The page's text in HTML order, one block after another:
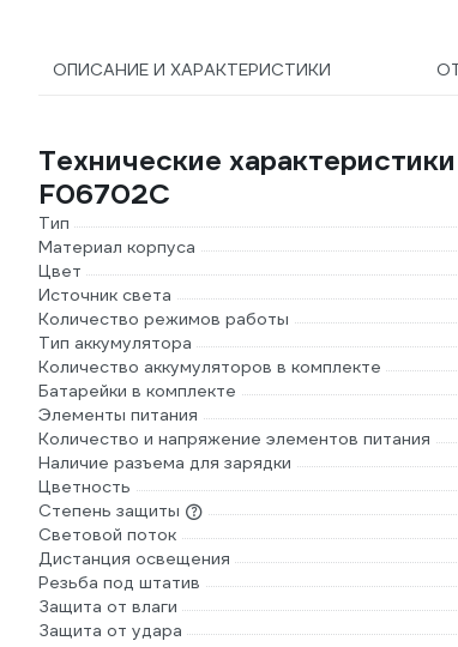
ОПИСАНИЕ И ХАРАКТЕРИСТИКИ
Технические
F06702C
Тип
Материал корпуса
Цвет
Источник света
Количество режимов работы
Тип аккумулятора
Количество аккумуляторов в комплекте
Батарейки в комплекте
Элементы питания
Количество и напряжение элементов питания
Наличие разъема для зарядки
Цветность
Степень защиты
Световой поток
Дистанция освещения
Резьба под штатив
Защита от влаги
Защита от удара